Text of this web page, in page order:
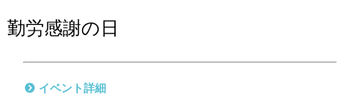
勤労感謝の日
イベント詳細